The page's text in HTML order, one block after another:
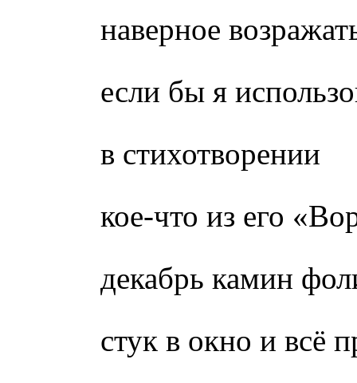
наверное
если бы я
в стихотворении
кое-что из его
декабрь камин
стук в окно и всё